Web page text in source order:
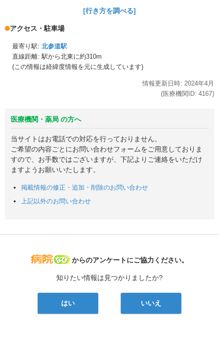
[行き方を調べる]
アクセス・駐車場
最寄り駅: 北参道駅
直線距離: 駅から北東に約310m
(この情報は経緯度情報を元に生成しています)
情報更新日時: 2024年4月
(医療機関ID: 4167)
医療機関・薬局 の方へ
当サイトはお電話での対応を行っておりません。
ご希望の内容ごとにお問い合わせフォームをご用意しておりま
すので、お手数ではございますが、下記よりご連絡をいただけ
ますようお願いいたします。
掲載情報の修正・追加・削除のお問い合わせ
上記以外のお問い合わせ
病院なび
からのアンケートにご協力ください。
知りたい情報は見つかりましたか?
はい いいえ